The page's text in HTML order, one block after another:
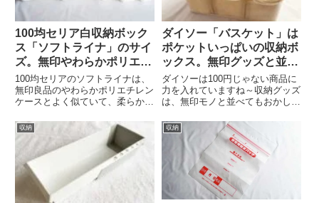
100均セリア白収納ボック
ス「ソフトライナ」のサイ
ズ。無印やわらかポリエチ
レンケース似
100均セリアのソフトライナは、
無印良品のやわらかポリエチレン
ケースとよく似ていて、柔らかい
とサイズをチェックしました。セ
リア ソフトライナートレーセリ
アソフトライナのトレータイプは
3種類。L、M、Sです。机の...
ダイソー「バスケット」は
ポケットいっぱいの収納ボ
ックス。無印グッズと並べ
ても見劣りしないよ
ダイソーは100円じゃない商品に
力を入れていますね～収納グッズ
は、無印モノと並べてもおかしく
ています。ダイソー バスケット
ダイソーの「バスケット」。550
円商品。カラーボックス収納のお
助けグッズです。ぱっと見、...
収納 収納